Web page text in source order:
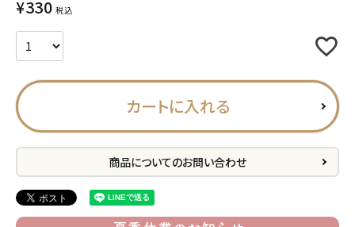
お知らせ
ご利用ガイド
よくあるご質問
プライバシーポリシー
特定商取引法について
お問い合わせ
ACCOUNT MENU
ようこそ ゲスト 様
¥330 税込
カートに入れる
商品についてのお問い合わせ